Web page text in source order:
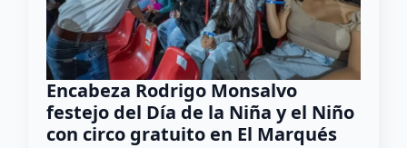
Encabeza Rodrigo Monsalvo
festejo del Día de la Niña y el Niño
con circo gratuito en El Marqués